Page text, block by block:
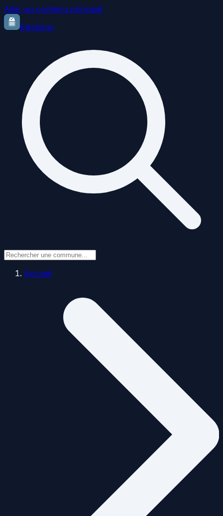
Aller au contenu principal
Elections
Accueil